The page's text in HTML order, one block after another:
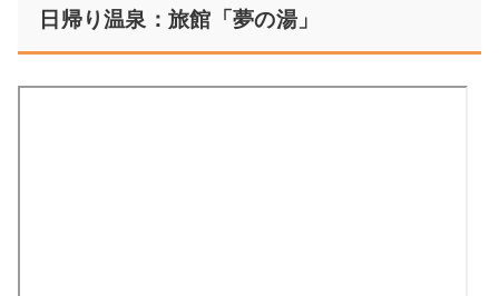
日帰り温泉：旅館「夢の湯」